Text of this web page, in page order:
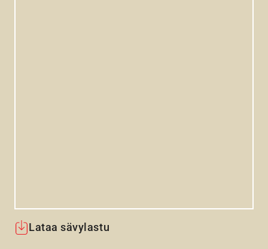
Lataa sävylastu